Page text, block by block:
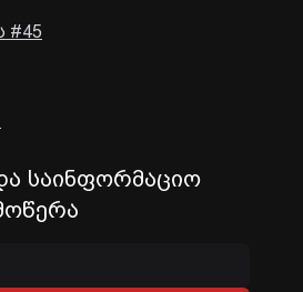
#45
საინფორმაციო